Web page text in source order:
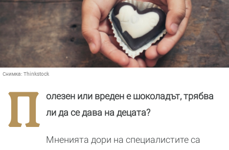
Снимка: Thinkstock
П
олезен или вреден е шоколадът, трябва
ли да се дава на децата?
Мненията дори на специалистите са